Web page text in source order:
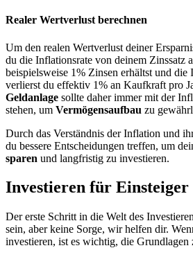
Realer Wertverlust berechnen
Um den realen Wertverlust deiner
du die Inflationsrate von deinem Zinssatz
beispielsweise 1% Zinsen erhältst und die
verlierst du effektiv 1% an Kaufkraft pro
Geldanlage sollte daher immer mit der
stehen, um Vermögensaufbau zu
Durch das Verständnis der Inflation und
du bessere Entscheidungen treffen, um
sparen und langfristig zu investieren.
Investieren für Einsteiger
Der erste Schritt in die Welt des
sein, aber keine Sorge, wir helfen dir.
investieren, ist es wichtig, die Grundlagen